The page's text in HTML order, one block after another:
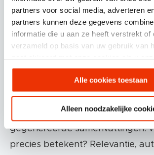
partners voor social media, adverteren
partners kunnen deze gegevens
informatie die u aan ze heeft verstrekt of
verzameld op basis van uw gebruik van
gebruiken.
Alle cookies toestaan
Alleen noodzakelijke
Overviews?
Op dit moment geeft Google
concrete optimalisatie richtlijnen
kunt leunen. Google laat weten
systemen volledig automatisch
links en bronnen een plek krijgen
gegenereerde samenvattingen.
precies betekent? Relevantie,